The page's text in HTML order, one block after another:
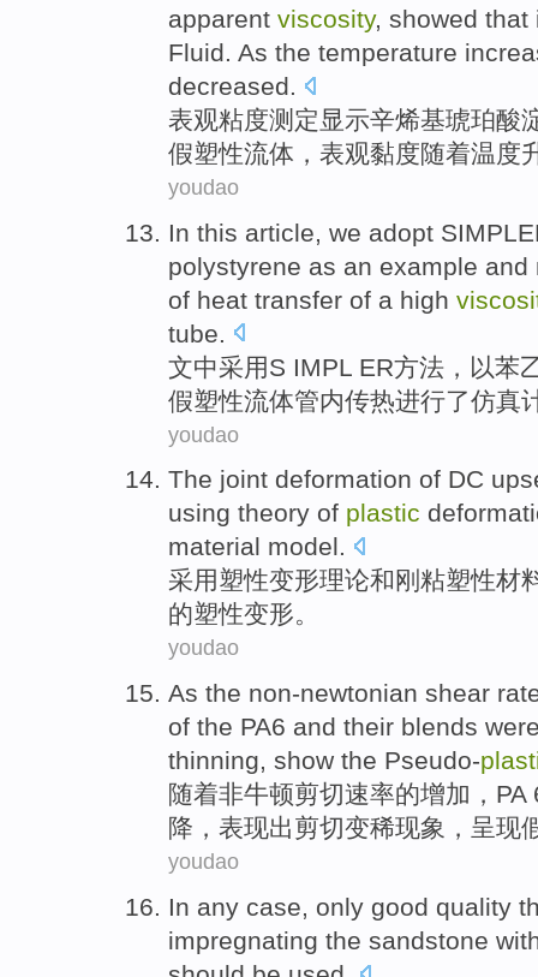
apparent viscosity, showed that
Fluid. As the temperature
decreased.
表观粘度测定显示辛烯基琥珀酸
假塑性流体 ，表观黏度随着温度
youdao
In this article , we adopt
polystyrene as an example and
of heat transfer of a high
tube
文中采用S IMPL ER方法 ， 以苯
假塑性流体管内传热进行了仿真
youdao
The joint deformation of DC
using theory of plastic
material model.
采用塑性变形理论和 刚粘塑性材
的塑性变形。
youdao
As the non-newtonian shear
of the PA6 and their blends
thinning, show the Pseudo-
随着非牛顿剪切速率的增加 ， PA
降， 表现出剪切变稀现象， 呈现
youdao
In any case, only good quality
impregnating the sandstone